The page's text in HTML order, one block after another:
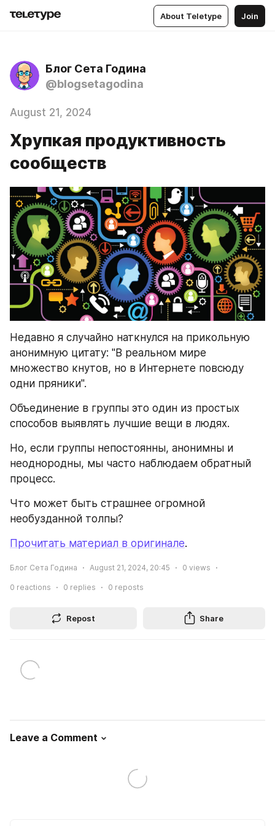
About Teletype Join
Блог Сета Година
@blogsetagodina
August 21, 2024
Хрупкая продуктивность
сообществ
Недавно я случайно наткнулся на прикольную
анонимную цитату: "В реальном мире
множество кнутов, но в Интернете повсюду
одни пряники".
Объединение в группы это один из простых
способов выявлять лучшие вещи в людях.
Но, если группы непостоянны, анонимны и
неоднородны, мы часто наблюдаем обратный
процесс.
Что может быть страшнее огромной
необузданной толпы?
Прочитать материал в оригинале.
Блог Сета Година August 21, 2024, 20:45 0 views
0 reactions 0 replies 0 reposts
Repost Share
Leave a Comment